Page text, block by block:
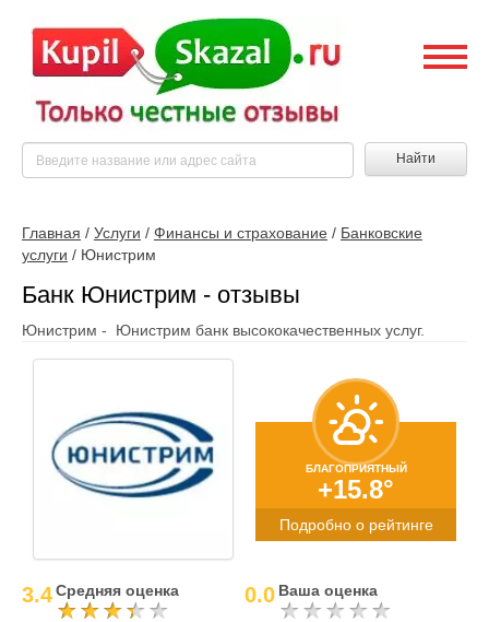
Найти
Главная / Услуги / Финансы и страхование / Банковские
услуги / Юнистрим
Банк Юнистрим - отзывы
Юнистрим - Юнистрим банк высококачественных услуг.
БЛАГОПРИЯТНЫЙ
+15.8°
Подробно о рейтинге
3.4Средняя оценка 0.0 Ваша оценка